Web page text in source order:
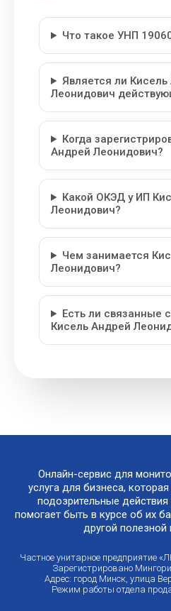
Что такое УНП
Является ли
Леонидович
Когда
Андрей Леонидович?
Какой ОКЭД у ИП
Леонидович?
Чем занимается
Леонидович?
Есть ли связанные
Кисель Андрей
Онлайн-сервис для
услуга для бизнеса,
подозрительные
помогает быть в курсе об их
другой
Частное унитарное предприятие
Зарегистрировано
Адрес: город Минск, улица
Режим работы отдела